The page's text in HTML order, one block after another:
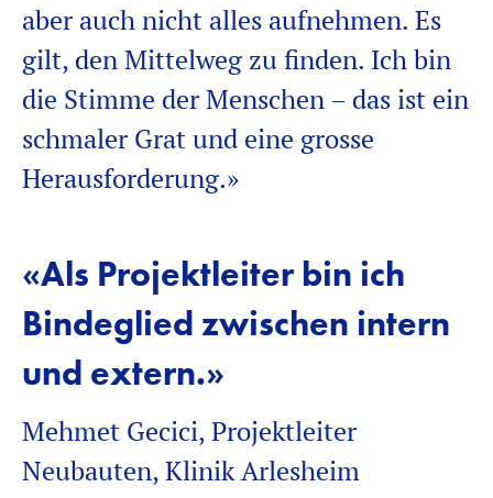
aber auch nicht alles aufnehmen. Es
gilt, den Mittelweg zu finden. Ich bin
die Stimme der Menschen – das ist ein
schmaler Grat und eine grosse
Herausforderung.»
«Als Projektleiter bin ich
Bindeglied zwischen intern
und extern.»
Mehmet Gecici, Projektleiter
Neubauten, Klinik Arlesheim